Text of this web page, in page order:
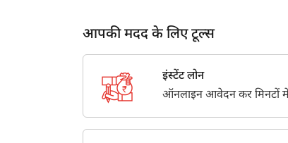
आपकी मदद के लिए टूल्स
इंस्टेंट लोन
ऑनलाइन आवेदन कर मिनटों में